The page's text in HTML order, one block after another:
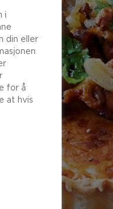
i
din eller
for å
at hvis